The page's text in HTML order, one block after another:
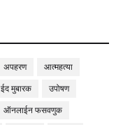
अपहरण
आत्महत्या
ईद मुबारक
उपोषण
ऑनलाईन फसवणुक